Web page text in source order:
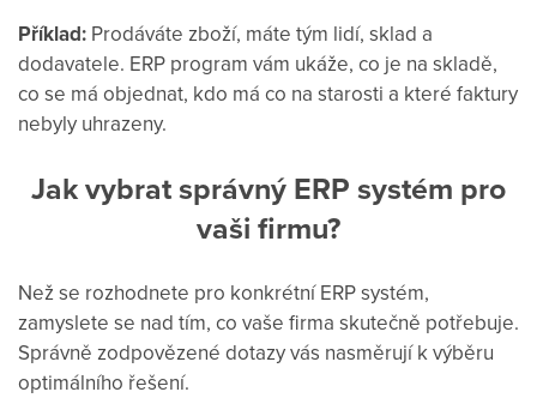
Příklad: Prodáváte zboží, máte tým lidí, sklad a
dodavatele. ERP program vám ukáže, co je na skladě,
co se má objednat, kdo má co na starosti a které faktury
nebyly uhrazeny.
Jak vybrat správný ERP systém pro
vaši firmu?
Než se rozhodnete pro konkrétní ERP systém,
zamyslete se nad tím, co vaše firma skutečně potřebuje.
Správně zodpovězené dotazy vás nasměrují k výběru
optimálního řešení.